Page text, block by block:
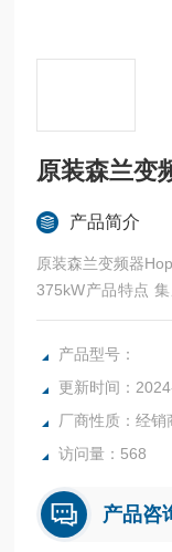
原装森兰变
产品简介
原装森兰变频器
375kW产品特点
有290%的瞬时转
产品型号：
更新时间：
厂商性质：经销
访问量：568
产品咨